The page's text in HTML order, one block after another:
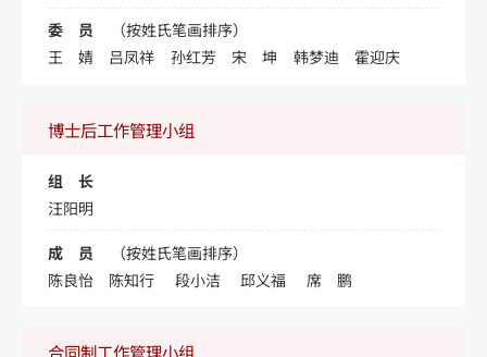
委 员 （按姓氏笔画排序）
王 婧
吕凤祥 孙红芳 宋 坤 韩梦迪 霍迎庆
博士后工作管理小组
组 长
汪阳明
成 员 （按姓氏笔画排序）
陈良怡
陈知行 段小洁 邱义福 席 鹏
合同制工作管理小组